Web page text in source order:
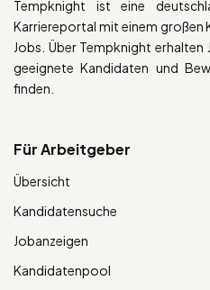
Tempknight ist eine
Karriereportal mit einem
Jobs. Über Tempknight erhalten
geeignete Kandidaten und
finden.
Für Arbeitgeber
Übersicht
Kandidatensuche
Jobanzeigen
Kandidatenpool